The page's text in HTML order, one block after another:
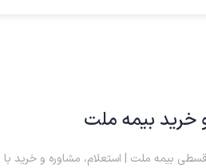
خرید بیمه ملت
بیمه ملت | استعلام، مشاوره و خرید با